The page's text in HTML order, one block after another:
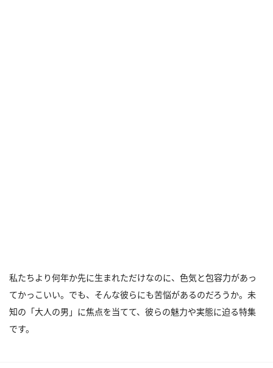
私たちより何年か先に生まれただけなのに、色気と包容力があっ
てかっこいい。でも、そんな彼らにも苦悩があるのだろうか。未
知の「大人の男」に焦点を当てて、彼らの魅力や実態に迫る特集
です。